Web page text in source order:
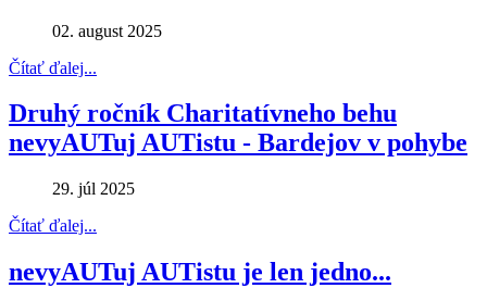
02. august 2025
Čítať ďalej...
Druhý ročník Charitatívneho behu
nevyAUTuj AUTistu - Bardejov v pohybe
29. júl 2025
Čítať ďalej...
nevyAUTuj AUTistu je len jedno...